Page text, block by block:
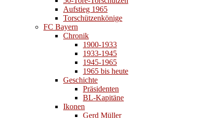
Aufstieg 1965
Torschützenkönige
FC Bayern
Chronik
1900-1933
1933-1945
1945-1965
1965 bis heute
Geschichte
Präsidenten
BL-Kapitäne
Ikonen
Gerd Müller